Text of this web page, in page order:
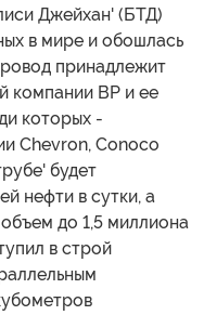
Джейхан' (БТД)
в мире и обошлась
принадлежит
компании BP и ее
которых -
Chevron, Conoco
будет
нефти в сутки, а
до 1,5 миллиона
в строй